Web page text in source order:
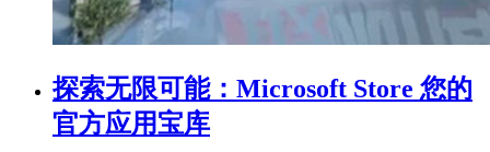
探索无限可能：Microsoft Store 您的
官方应用宝库